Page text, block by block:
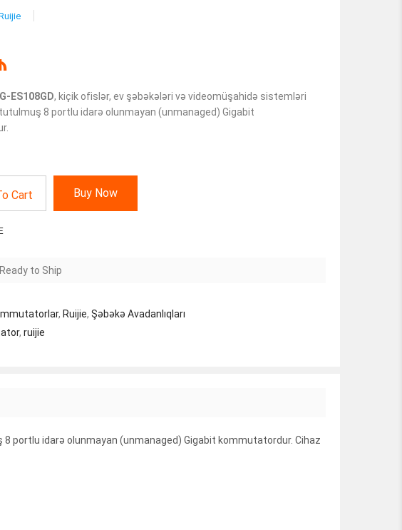
ES108GD, kiçik ofislər, ev şəbəkələri və videomüşahidə sistemləri
8 portlu idarə olunmayan (unmanaged) Gigabit
Cart Buy Now
Ready to Ship
, Ruijie, Şəbəkə Avadanlıqları
, ruijie
portlu idarə olunmayan (unmanaged) Gigabit kommutatordur. Cihaz